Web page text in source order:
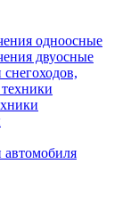
одноосные
двуосные